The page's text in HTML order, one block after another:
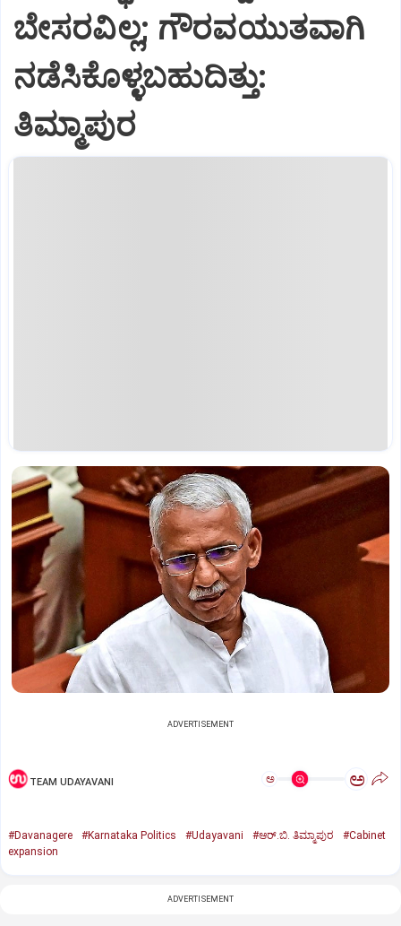
ಬೇಸರವಿಲ್ಲ; ಗೌರವಯುತವಾಗಿ
ನಡೆಸಿಕೊಳ್ಳಬಹುದಿತ್ತು:
ತಿಮ್ಮಾಪುರ
ADVERTISEMENT
TEAM UDAYAVANI ಅ ಅ
#Davanagere #Karnataka Politics #Udayavani #ಆರ್.ಬಿ. ತಿಮ್ಮಾಪುರ
#Cabinet
expansion
ADVERTISEMENT